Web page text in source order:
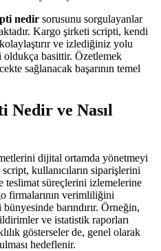
nedir sorusunu sorgulayanlar
Kargo şirketi scripti, kendi
ve izlediğiniz yolu
basittir. Özetlemek
sağlanacak başarının temel
ve Nasıl
dijital ortamda yönetmeyi
kullanıcıların siparişlerini
teslimat süreçlerini izlemelerine
firmalarının verimliliğini
barındırır. Örneğin,
ve istatistik raporları
gösterseler de, genel olarak
hedeflenir.